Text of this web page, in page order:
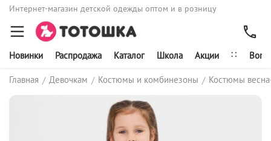
Интернет-магазин детской одежды оптом и в розницу
Новинки Распродажа Каталог Школа Акции ∷
Главная / Девочкам / Костюмы и комбинезоны / Костюмы